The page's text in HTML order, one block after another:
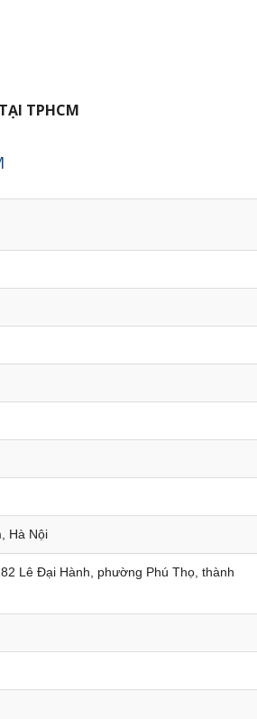
TPHCM
Hà Nội
Lê Đại Hành, phường Phú Thọ, thành
GIẢNG THÁNG 08
tới 60% cho học viên đăng ký sớm